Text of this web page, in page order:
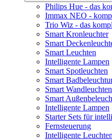
Philips Hue - das
Immax NEO -
Trio Wiz - das
Smart Kronleuchter
Smart
Smart Leuchten
Intelligente Lampen
Smart Spotleuchten
Smart
Smart Wandleuchten
Smart
Intelligente Lampen
Starter Sets für
Fernsteuerung
Intelligente